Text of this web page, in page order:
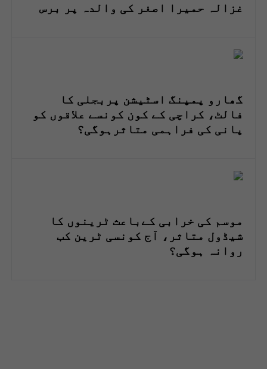
غزالہ حمیرا اصغر کی والدہ پر برس
گھارو پمپنگ اسٹیشن پربجلی کا
فالٹ، کراچی کے کون کونسے علاقوں کو
پانی کی فراہمی متاثرہوگی؟
موسم کی خرابی کےباعث ٹرینوں کا
شیڈول متاثر، آج کونسی ٹرین کب
روانہ ہوگی؟